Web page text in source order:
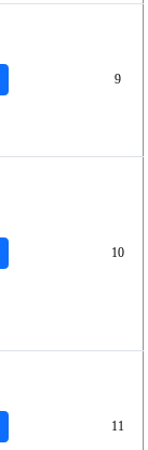
9
10
11